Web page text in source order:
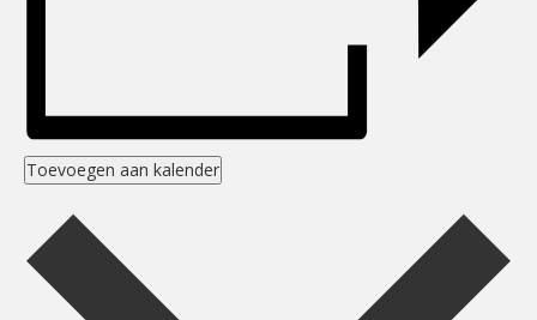
Toevoegen aan kalender